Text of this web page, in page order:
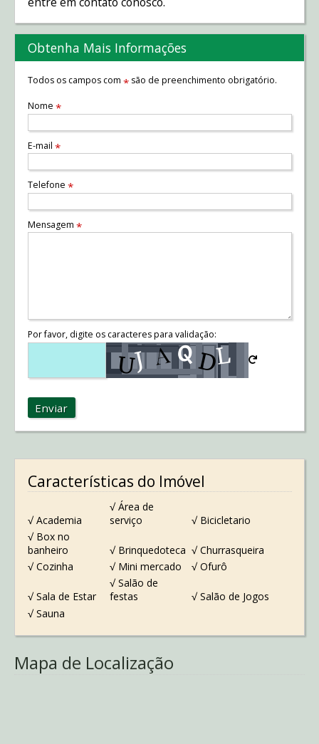
Obtenha Mais Informações
Todos os campos com *são de preenchimento obrigatório.
Nome *
E-mail *
Telefone *
Mensagem *
Por favor, digite os caracteres para validação:
Enviar
Características do Imóvel
√ Academia
√ Área de
serviço
√ Bicicletario
√ Box no
banheiro
√ Brinquedoteca √ Churrasqueira
√ Cozinha
√ Mini mercado √ Ofurô
√ Sala de Estar
√ Salão de
festas
√ Salão de Jogos
√ Sauna
Mapa de Localização